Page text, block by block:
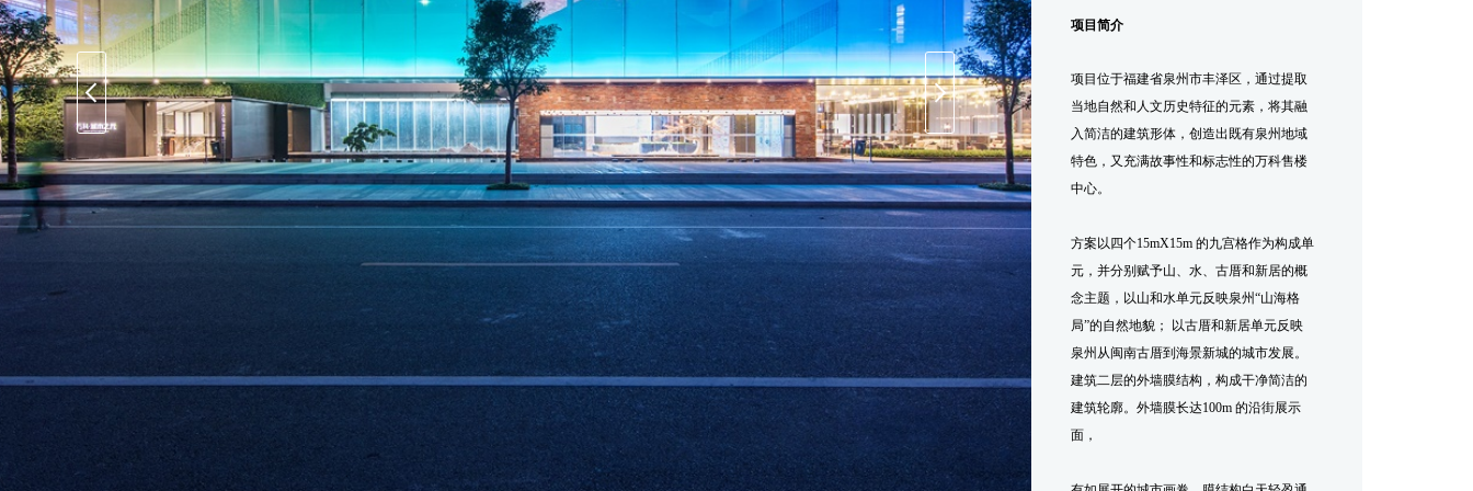
项目简介
项目位于福建省泉州市丰泽区，通过提取
当地自然和人文历史特征的元素，将其融
入简洁的建筑形体，创造出既有泉州地域
特色，又充满故事性和标志性的万科售楼
中心。
方案以四个15mX15m 的九宫格作为构成单
元，并分别赋予山、水、古厝和新居的概
念主题，以山和水单元反映泉州“山海格
局”的自然地貌； 以古厝和新居单元反映
泉州从闽南古厝到海景新城的城市发展。
建筑二层的外墙膜结构，构成干净简洁的
建筑轮廓。外墙膜长达100m 的沿街展示
面，